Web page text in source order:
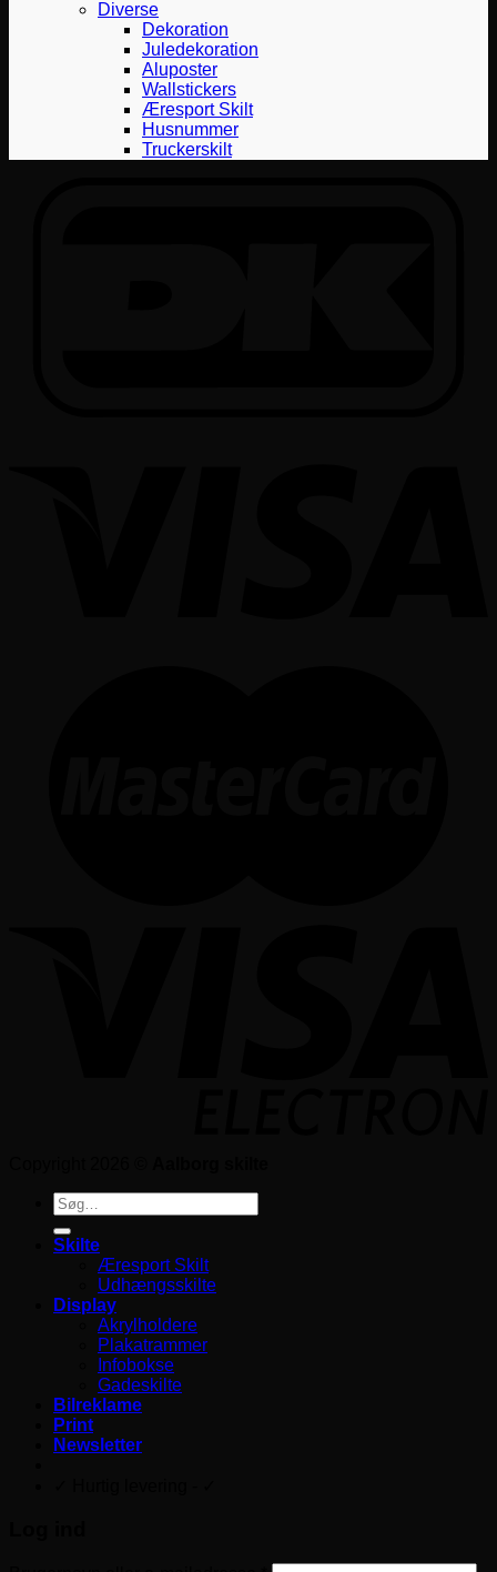
Diverse
Dekoration
Juledekoration
Aluposter
Wallstickers
Æresport Skilt
Husnummer
Truckerskilt
Søg
efter:
Skilte
Æresport Skilt
Udhængsskilte
Display
Akrylholdere
Plakatrammer
Infobokse
Gadeskilte
Bilreklame
Print
Newsletter